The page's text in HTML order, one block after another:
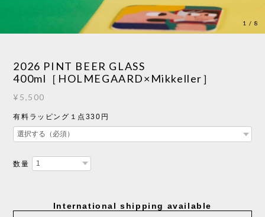
1 /8
2026 PINT BEER GLASS
400ml［HOLMEGAARD×Mikkeller］
¥5,500
有料ラッピング１点330円
数量
International shipping available